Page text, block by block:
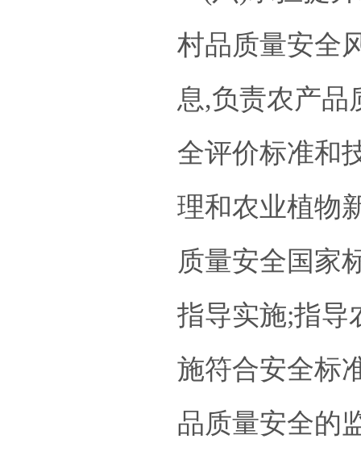
村品质量安全
息,负责农产品
全评价标准和
理和农业植物
质量安全国家
指导实施;指导
施符合安全标
品质量安全的